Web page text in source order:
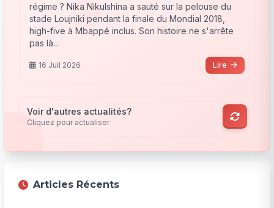
régime ? Nika Nikulshina a sauté sur la pelouse du
stade Loujniki pendant la finale du Mondial 2018,
high-five à Mbappé inclus. Son histoire ne s'arrête
pas là...
16 Juil 2026 Lire
Voir d'autres actualités?
Cliquez pour actualiser
Articles Récents